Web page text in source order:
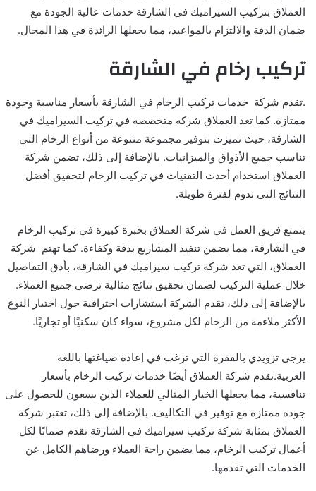
العملاق بتركيب السيراميك في الشارقة خدمات عالية الجودة مع
ضمان الدقة والالتزام بالمواعيد، مما يجعلها الرائدة في هذا المجال.
تركيب رخام في الشارقة
.تقدم شركة خدمات تركيب الرخام في الشارقة بأسعار مناسبة وجودة
ممتازة. كما تعد العملاق شركة متخصصة في تركيب السيراميك في
الشارقة، حيث تميزت بتوفير مجموعة متنوعة من أنواع الرخام التي
تناسب جميع الأذواق والميزانيات. بالإضافة إلى ذلك، تضمن شركة
العملاق استخدام أحدث التقنيات في تركيب الرخام لتحقيق أفضل
النتائج التي تدوم لفترة طويلة.
يتمتع فريق العمل في شركة العملاق بخبرة كبيرة في تركيب الرخام
في الشارقة، مما يضمن تنفيذ المشاريع بدقة وكفاءة. كما تهتم شركة
العملاق، التي تعد شركة تركيب سيراميك في الشارقة، بأدق التفاصيل
خلال عملية التركيب لضمان تحقيق نتائج مثالية ترضي جميع العملاء.
بالإضافة إلى ذلك، تقدم الشركة استشارات احترافية حول اختيار النوع
الأكثر ملاءمة من الرخام لكل مشروع، سواء كان سكنيًا أو تجاريًا.
يرجى تزويدي بالفقرة التي ترغب في إعادة صياغتها باللغة
العربية.تقدم شركة العملاق أيضًا خدمات تركيب الرخام بأسعار
تنافسية، مما يجعلها الخيار المثالي للعملاء الذين يسعون للحصول على
جودة ممتازة مع توفير في التكاليف. بالإضافة إلى ذلك، تعتبر شركة
العملاق بمثابة شركة تركيب سيراميك في الشارقة تقدم ضمانًا لكل
أعمال تركيب الرخام، مما يضمن راحة العملاء ورضاهم الكامل عن
الخدمات التي تقدمها.